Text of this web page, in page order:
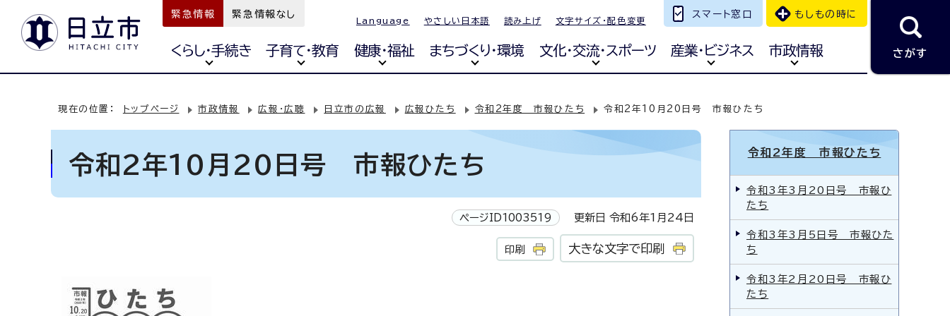
緊急情報 緊急情報なし
Language やさしい日本語 読み上げ 文字サイズ・配色変更
スマート窓口 もしもの時に
くらし・手続き 子育て・教育 健康・福祉 まちづくり・環境 文化・交流・スポーツ 産業・ビジネス 市政情報 さがす
現在の位置： トップページ 市政情報 広報・広聴 日立市の広報 広報ひたち 令和2年度 市報ひたち 令和2年10月20日号 市報ひたち
令和2年10月20日号 市報ひたち
ページID1003519 更新日 令和6年1月24日
印刷 大きな文字で印刷
令和2年度 市報ひたち
令和3年3月20日号 市報ひ
たち
令和3年3月5日号 市報ひた
ち
令和3年2月20日号 市報ひ
たち